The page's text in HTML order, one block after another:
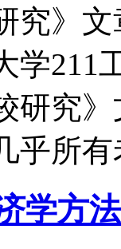
究》
学211
研究
乎所
学方